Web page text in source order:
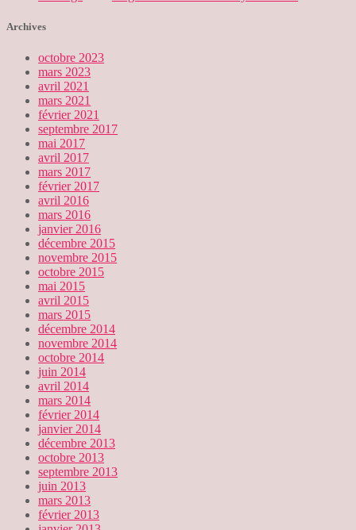
Archives
octobre 2023
mars 2023
avril 2021
mars 2021
février 2021
septembre 2017
mai 2017
avril 2017
mars 2017
février 2017
avril 2016
mars 2016
janvier 2016
décembre 2015
novembre 2015
octobre 2015
mai 2015
avril 2015
mars 2015
décembre 2014
novembre 2014
octobre 2014
juin 2014
avril 2014
mars 2014
février 2014
janvier 2014
décembre 2013
octobre 2013
septembre 2013
juin 2013
mars 2013
février 2013